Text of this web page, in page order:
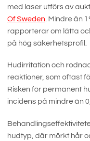
med laser utförs av
Of Sweden . Mindre än
rapporterar om lätta
på hög säkerhetsprofil.
Hudirritation och
reaktioner, som oftast
Risken för permanent
incidens på mindre än
hudtyp, där mörkt hår